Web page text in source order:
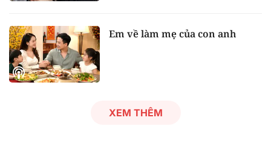
Em về làm mẹ của con anh
XEM THÊM